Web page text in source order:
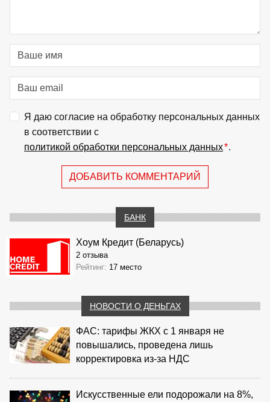
Я даю согласие на обработку персональных данных
в соответствии с
политикой обработки персональных данных*.
ДОБАВИТЬ КОММЕНТАРИЙ
БАНК
Хоум Кредит (Беларусь)
2 отзыва
Рейтинг: 17 место
НОВОСТИ О ДЕНЬГАХ
ФАС: тарифы ЖКХ с 1 января не
повышались, проведена лишь
корректировка из‑за НДС
Искусственные ели подорожали на 8%,